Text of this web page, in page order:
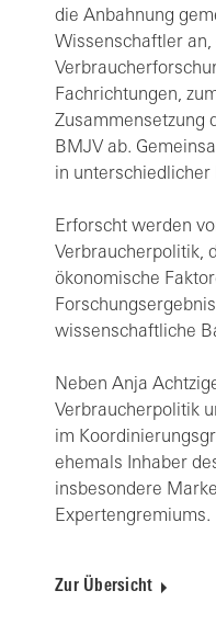
die Anbahnung
Wissenschaftler
Fachrichtungen,
Zusammensetzung
BMJV ab.
in unterschiedlicher
Erforscht werden
Verbraucherpolitik,
ökonomische
wissenschaftliche
Neben Anja
Verbraucherpolitik
im
ehemals Inhaber
insbesondere
Expertengremiums.
Zur Übersicht